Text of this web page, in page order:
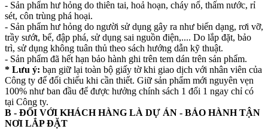
- Sản phẩm hư hỏng do thiên tai, hoả hoạn, cháy nổ, thấm nước, rỉ
sét, côn trùng phá hoại.
- Sản phẩm hư hỏng do người sử dụng gây ra như biến dạng, rơi vỡ,
trầy sướt, bể, đập phá, sử dụng sai nguồn điện,.... Do lắp đặt, bảo
trì, sử dụng không tuân thủ theo sách hướng dẫn kỹ thuật.
- Sản phẩm đã hết hạn bảo hành ghi trên tem dán trên sản phẩm.
* Lưu ý: bạn giữ lại toàn bộ giấy tờ khi giao dịch với nhân viên của
Công ty để đối chiếu khi cần thiết. Giữ sản phẩm mới nguyên vẹn
100% như ban đầu để được hưởng chính sách 1 đổi 1 ngay chỉ có
tại Công ty.
B - ĐỐI VỚI KHÁCH HÀNG LÀ DỰ ÁN - BẢO HÀNH TẬN
NƠI LẮP ĐẶT